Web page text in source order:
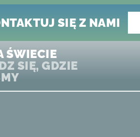
SIĘ Z NAMI
ŚWIECIE
SIĘ, GDZIE